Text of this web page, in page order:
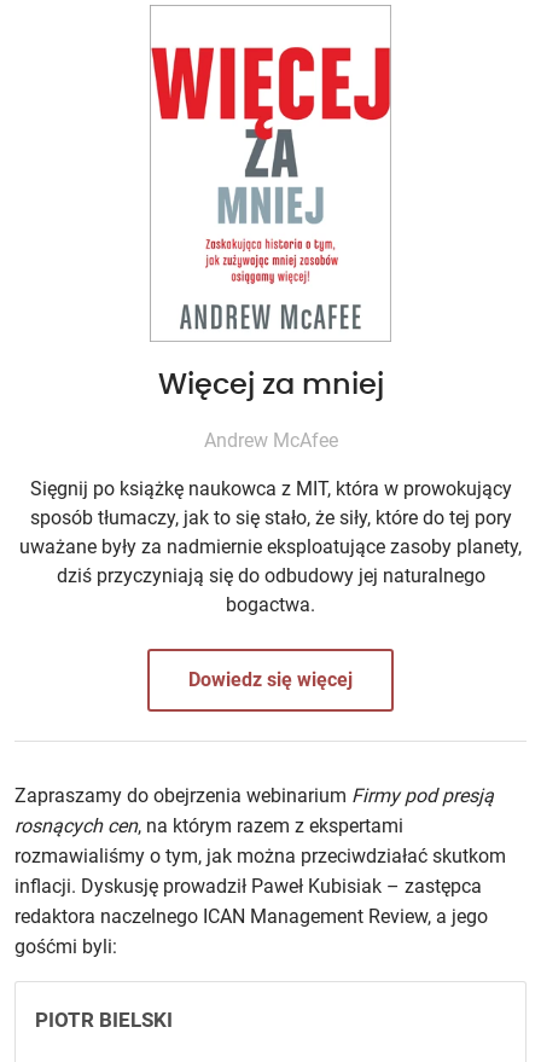
Więcej za mniej
Andrew McAfee
Sięgnij po książkę naukowca z MIT, która w prowokujący
sposób tłumaczy, jak to się stało, że siły, które do tej pory
uważane były za nadmiernie eksploatujące zasoby planety,
dziś przyczyniają się do odbudowy jej naturalnego
bogactwa.
Dowiedz się więcej
Zapraszamy do obejrzenia webinarium Firmy pod presją
rosnących cen, na którym razem z ekspertami
rozmawialiśmy o tym, jak można przeciwdziałać skutkom
inflacji. Dyskusję prowadził Paweł Kubisiak – zastępca
redaktora naczelnego ICAN Management Review, a jego
gośćmi byli:
PIOTR BIELSKI